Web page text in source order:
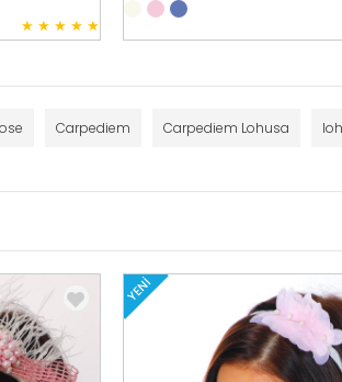
★ ★ ★ ★ ★
Carpediem Carpediem Lohusa
YENI